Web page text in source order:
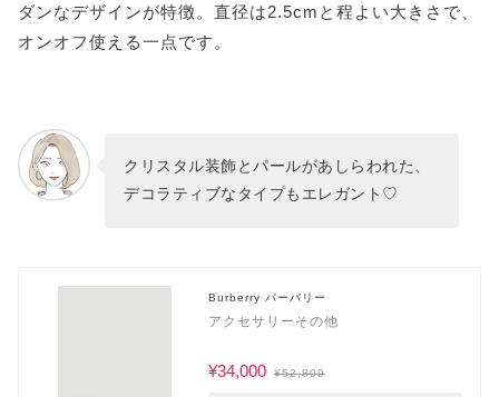
ダンなデザインが特徴。直径は2.5cmと程よい大きさで、
オンオフ使える一点です。
クリスタル装飾とパールがあしらわれた、
デコラティブなタイプもエレガント♡
Burberry バーバリー
アクセサリーその他
¥34,000 ¥52,800